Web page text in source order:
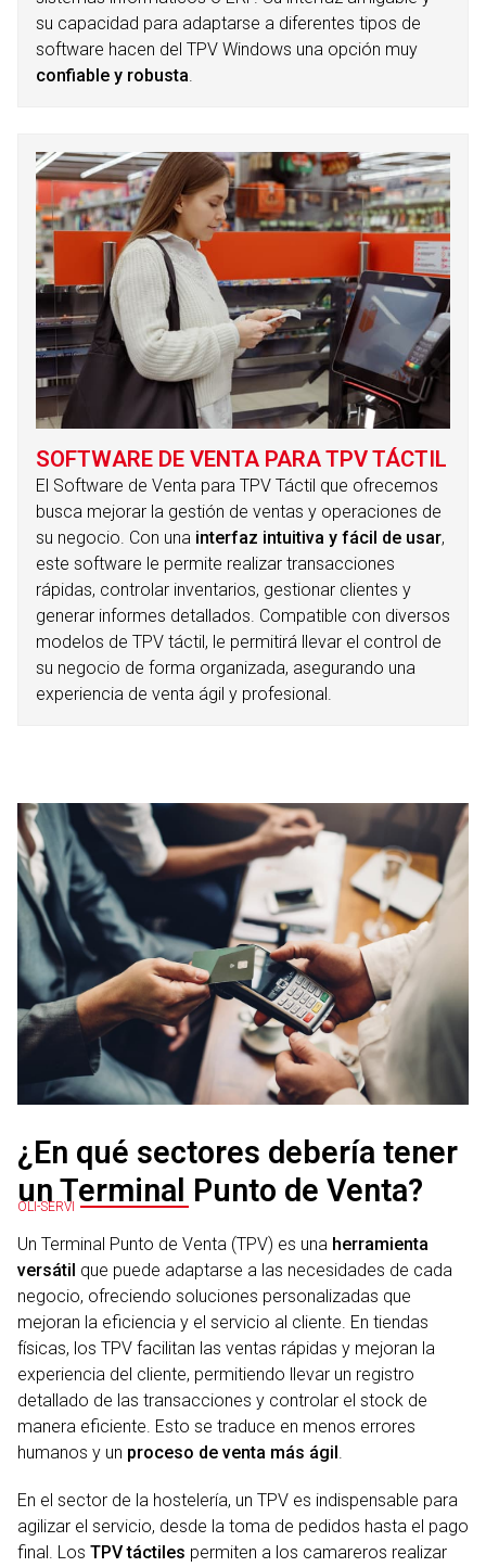
su capacidad para adaptarse a diferentes tipos de
software hacen del TPV Windows una opción muy
confiable y robusta.
SOFTWARE DE VENTA PARA TPV TÁCTIL
El Software de Venta para TPV Táctil que ofrecemos
busca mejorar la gestión de ventas y operaciones de
su negocio. Con una interfaz intuitiva y fácil de usar,
este software le permite realizar transacciones
rápidas, controlar inventarios, gestionar clientes y
generar informes detallados. Compatible con diversos
modelos de TPV táctil, le permitirá llevar el control de
su negocio de forma organizada, asegurando una
experiencia de venta ágil y profesional.
¿En qué sectores debería tener
un Terminal Punto de Venta?
OLI-SERVI
Un Terminal Punto de Venta (TPV) es una herramienta
versátil que puede adaptarse a las necesidades de cada
negocio, ofreciendo soluciones personalizadas que
mejoran la eficiencia y el servicio al cliente. En tiendas
físicas, los TPV facilitan las ventas rápidas y mejoran la
experiencia del cliente, permitiendo llevar un registro
detallado de las transacciones y controlar el stock de
manera eficiente. Esto se traduce en menos errores
humanos y un proceso de venta más ágil.
En el sector de la hostelería, un TPV es indispensable para
agilizar el servicio, desde la toma de pedidos hasta el pago
final. Los TPV táctiles permiten a los camareros realizar